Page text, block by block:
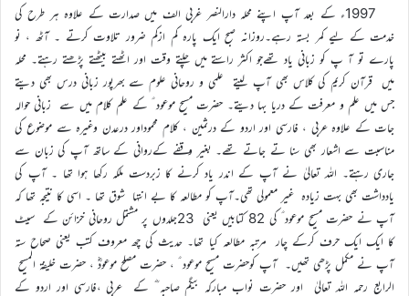
1997ء کے بعد آپ اپنے محلہ دارالنصر غربی الف میں صدارت کے علاوہ ہر طرح کی
خدمت کے لیے کمر بستہ رہے۔روزانہ صبح ایک پارہ کم ازکم ضرور تلاوت کرتے ۔ آٹھ ، نو
پارے تو آ پ کو زبانی یاد تھےجو اکثر راستے میں چلتے وقت اور اٹھتے بیٹھتے پڑھتے رہتے۔ محلہ
میں قرآن کریم کی کلاس بھی آپ لیتے علمی و روحانی علوم سے بھرپور زبانی درس بھی دیتے
جس میں علم و معرفت کے دریا بہا دیتے۔ حضرت مسیح موعود ؑ کے علم کلام میں سے زبانی حوالہ
جات کے علاوہ عربی ، فارسی اور اردو کے درثمین ، کلام محموداور درعدن وغیرہ سے موضوع کی
مناسبت سے اشعار بھی سنا تے جاتے تھے۔ بغیر وقفے کےروانی کے ساتھ آپ کی زبان سے
جاری رہتے۔ اللہ تعالیٰ نے آپ کے اندر یاد کرنے کا زبردست ملکہ رکھا ہوا تھا ۔ آپ کی
یادداشت بھی بہت زیادہ غیر معمولی تھی۔آپ کو مطالعہ کا بے انتہا شوق تھا ۔ اسی کا نتیجہ تھا کہ
آپ نے حضرت مسیح موعود ؑ کی 82 کتابیں یعنی 23جلدوں پر مشتمل روحانی خزائن کے سیٹ
کا ایک ایک حرف کرکے چار مرتبہ مطالعہ کیا تھا۔ حدیث کی چھ معروف کتب یعنی صحاح ستہ
آپ نے مکمل پڑھی تھیں۔ آپ کوحضرت مسیح موعود ؑ ، حضرت مصلح موعودؓ ، حضرت خلیفۃ المسیح
الرابع رحمہ اللہ تعالیٰ اور حضرت نواب مبارکہ بیگم صاحبہ ؓ کے عربی ،فارسی اور اردو کے